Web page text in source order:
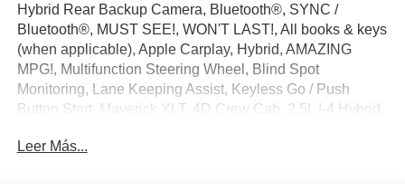
Hybrid Rear Backup Camera, Bluetooth®, SYNC /
Bluetooth®, MUST SEE!, WON'T LAST!, All books & keys
(when applicable), Apple Carplay, Hybrid, AMAZING
MPG!, Multifunction Steering Wheel, Blind Spot
Monitoring, Lane Keeping Assist, Keyless Go / Push
Button Start, Maverick XLT, 4D Crew Cab, 2.5L I-4 Hybrid,
ABS brakes, Air Conditioning, AM/FM radio: SiriusXM
Leer Más...